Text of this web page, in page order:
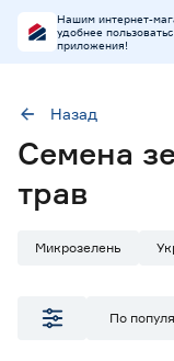
Нашим интернет-
удобнее
приложения!
Наличие в
ул. Селезнева, 4
Микрозелень
Назад
Семена
трав
Микрозелень
По